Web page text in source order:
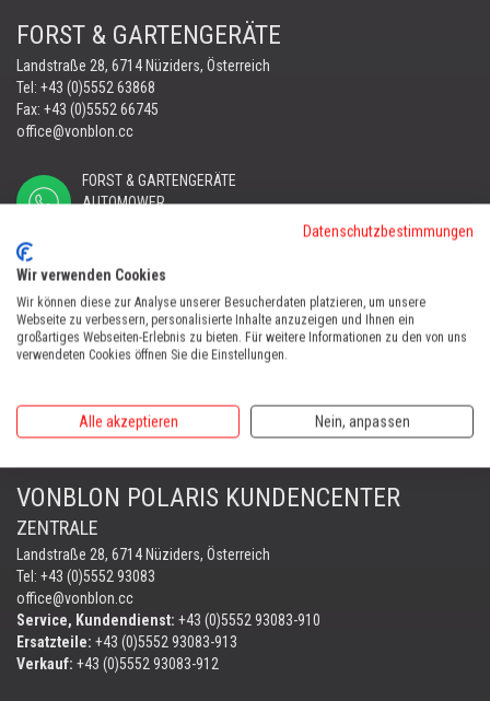
FORST & GARTENGERÄTE
Landstraße 28, 6714 Nüziders, Österreich
Tel: +43 (0)5552 63868
Fax: +43 (0)5552 66745
office@vonblon.cc
FORST & GARTENGERÄTE
AUTOMOWER
AUTOMOWER
Tel:+43 (0)5552 31607
AUTOMOWER SHOP LUSTENAU
Harry Zudrell
Mobil:+43 676 780 96 73
VONBLON POLARIS KUNDENCENTER
ZENTRALE
Landstraße 28, 6714 Nüziders, Österreich
Tel: +43 (0)5552 93083
office@vonblon.cc
Service, Kundendienst: +43 (0)5552 93083-910
Ersatzteile: +43 (0)5552 93083-913
Verkauf: +43 (0)5552 93083-912
Datenschutzbestimmungen
Wir verwenden Cookies
Wir können diese zur Analyse unserer Besucherdaten platzieren, um unsere
Webseite zu verbessern, personalisierte Inhalte anzuzeigen und Ihnen ein
großartiges Webseiten-Erlebnis zu bieten. Für weitere Informationen zu den von uns
verwendeten Cookies öffnen Sie die Einstellungen.
Alle akzeptieren Nein, anpassen